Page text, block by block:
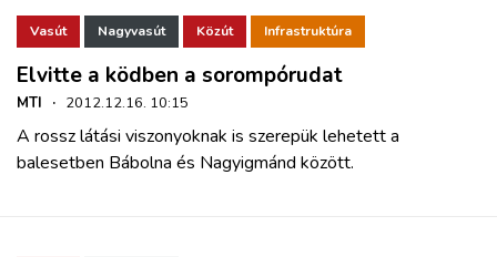
Vasút Nagyvasút Közút Infrastruktúra
Elvitte a ködben a sorompórudat
MTI · 2012.12.16. 10:15
A rossz látási viszonyoknak is szerepük lehetett a
balesetben Bábolna és Nagyigmánd között.